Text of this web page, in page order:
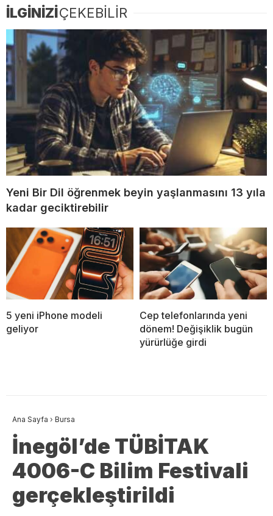
İLGİNİZİÇEKEBİLİR
Yeni Bir Dil öğrenmek beyin yaşlanmasını 13 yıla
kadar geciktirebilir
5 yeni iPhone modeli
geliyor
Cep telefonlarında yeni
dönem! Değişiklik bugün
yürürlüğe girdi
Ana Sayfa › Bursa
İnegöl’de TÜBİTAK
4006-C Bilim Festivali
gerçekleştirildi